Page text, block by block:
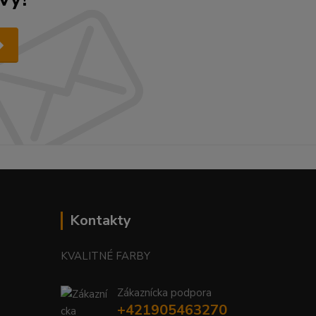
Kontakty
KVALITNÉ FARBY
Zákaznícka podpora
+421905463270